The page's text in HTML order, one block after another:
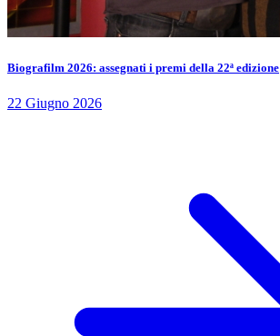
Biografilm 2026: assegnati i premi della 22ª edizione
22 Giugno 2026